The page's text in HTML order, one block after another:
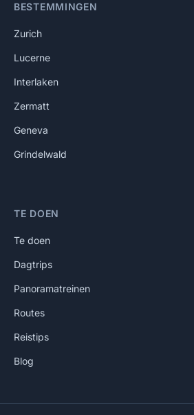
BESTEMMINGEN
Zurich
Lucerne
Interlaken
Zermatt
Geneva
Grindelwald
TE DOEN
Te doen
Dagtrips
Panoramatreinen
Routes
Reistips
Blog